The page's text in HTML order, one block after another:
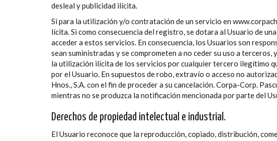
desleal y publicidad ilícita.
Si para la utilización y/o contratación de un servicio en
lícita. Si como consecuencia del registro, se dotara al Usuario de
acceder a estos servicios. En consecuencia, los Usuarios son
sean suministradas y se comprometen a no ceder su uso a
la utilización ilícita de los servicios por cualquier tercero ilegítimo
por el Usuario. En supuestos de robo, extravío o acceso no
Hnos., S.A. con el fin de proceder a su cancelación. Corpa-Corp.
mientras no se produzca la notificación mencionada por parte del
Derechos de propiedad intelectual e industrial.
El Usuario reconoce que la reproducción, copiado, distribución,